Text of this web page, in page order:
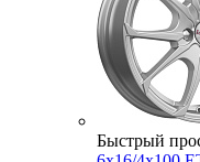
Быстрый